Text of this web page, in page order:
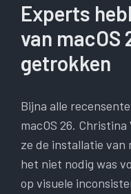
Experts
van macOS
getrokken
Bijna alle
macOS 26.
ze de installatie van
het niet nodig was
op visuele